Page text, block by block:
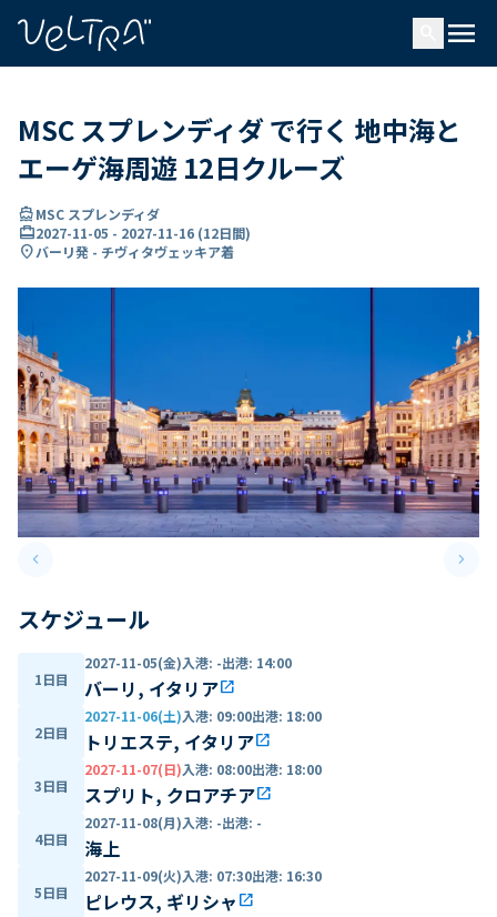
menu
MSC スプレンディダ で行く 地中海と
エーゲ海周遊 12日クルーズ
directions_boatMSC スプレンディダ
card_travel2027-11-05 - 2027-11-16 (12日間)
location_onバーリ発 - チヴィタヴェッキア着
keyboard_arrow_leftPrevious slide keyboard_arrow_right
スケジュール
1日目
2027-11-05(金)入港: -出港: 14:00
バーリ, イタリアopen_in_new
2日目
2027-11-06(土)入港: 09:00出港: 18:00
トリエステ, イタリアopen_in_new
3日目
2027-11-07(日)入港: 08:00出港: 18:00
スプリト, クロアチアopen_in_new
4日目
2027-11-08(月)入港: -出港: -
海上
5日目
2027-11-09(火)入港: 07:30出港: 16:30
ピレウス, ギリシャ open_in_new